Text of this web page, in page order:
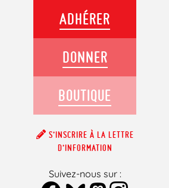
ADHÉRER
DONNER
BOUTIQUE
S’INSCRIRE À LA LETTRE
D’INFORMATION
Suivez-nous sur :